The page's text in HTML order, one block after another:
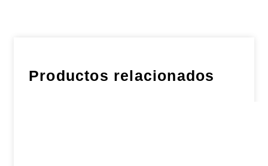
Productos relacionados